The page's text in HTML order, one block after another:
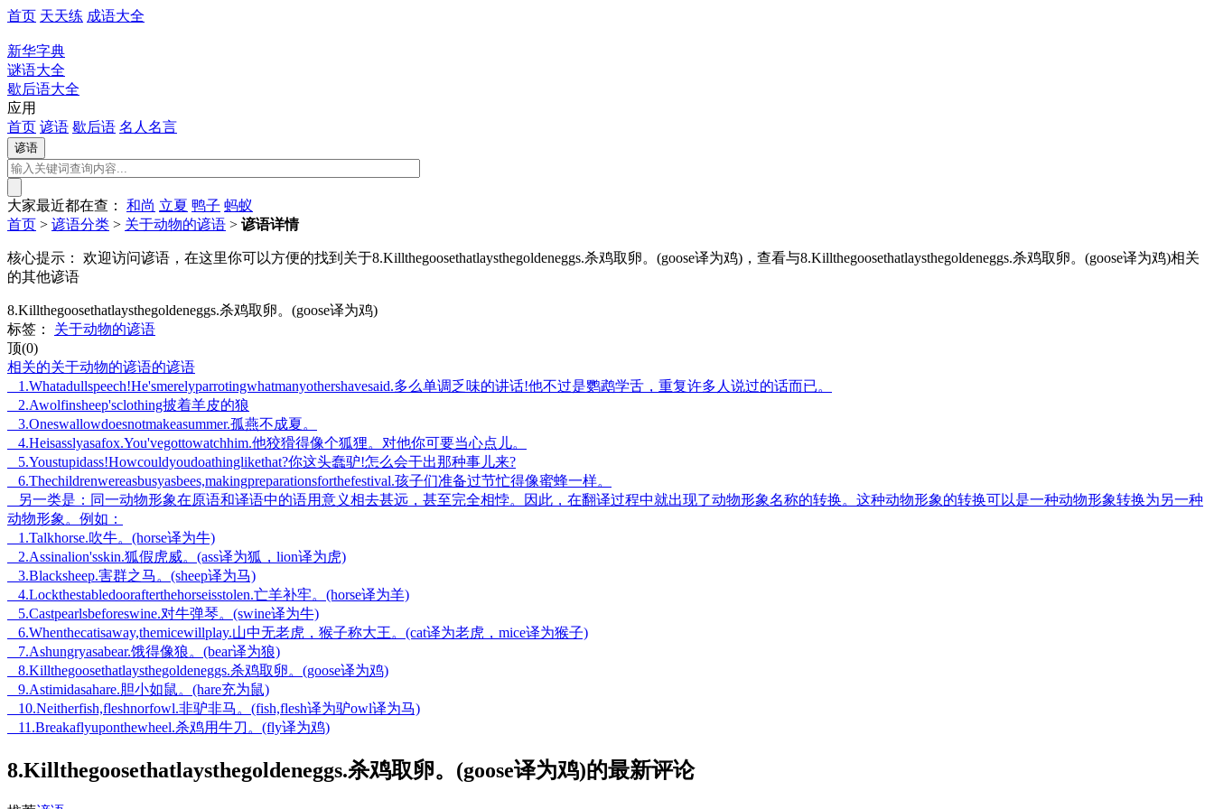
首页 天天练 成语大全
新华字典
谜语大全
歇后语大全
应用
首页 谚语 歇后语 名人名言
大家最近都在查： 和尚 立夏 鸭子 蚂蚁
首页 > 谚语分类 > 关于动物的谚语 > 谚语详情
核心提示：
欢迎访问谚语，在这里你可以方便的找到关于8.Killthegoosethatlaysthegoldeneggs.杀鸡取卵。(goose译为鸡)，查看与8.Killthegoosethatlaysthegoldeneggs.杀鸡取卵。(goose译为鸡)相关
的其他谚语
8.Killthegoosethatlaysthegoldeneggs.杀鸡取卵。(goose译为鸡)
标签：
关于动物的谚语
顶(0)
相关的关于动物的谚语的谚语
1.Whatadullspeech!He'smerelyparrotingwhatmanyothershavesaid.多么单调乏味的讲话!他不过是鹦鹉学舌，重复许多人说过的话而已。
2.Awolfinsheep'sclothing披着羊皮的狼
3.Oneswallowdoesnotmakeasummer.孤燕不成夏。
4.Heisasslyasafox.You'vegottowatchhim.他狡猾得像个狐狸。对他你可要当心点儿。
5.Youstupidass!Howcouldyoudoathinglikethat?你这头蠢驴!怎么会干出那种事儿来?
6.Thechildrenwereasbusyasbees,makingpreparationsforthefestival.孩子们准备过节忙得像蜜蜂一样。
另一类是：同一动物形象在原语和译语中的语用意义相去甚远，甚至完全相悖。因此，在翻译过程中就出现了动物形象名称的转换。这种动物形象的转换可以是一种动物形象转换为另一种
动物形象。例如：
1.Talkhorse.吹牛。(horse译为牛)
2.Assinalion'sskin.狐假虎威。(ass译为狐，lion译为虎)
3.Blacksheep.害群之马。(sheep译为马)
4.Lockthestabledoorafterthehorseisstolen.亡羊补牢。(horse译为羊)
5.Castpearlsbeforeswine.对牛弹琴。(swine译为牛)
6.Whenthecatisaway,themicewillplay.山中无老虎，猴子称大王。(cat译为老虎，mice译为猴子)
7.Ashungryasabear.饿得像狼。(bear译为狼)
8.Killthegoosethatlaysthegoldeneggs.杀鸡取卵。(goose译为鸡)
9.Astimidasahare.胆小如鼠。(hare充为鼠)
10.Neitherfish,fleshnorfowl.非驴非马。(fish,flesh译为驴owl译为马)
11.Breakaflyuponthewheel.杀鸡用牛刀。(fly译为鸡)
8.Killthegoosethatlaysthegoldeneggs.杀鸡取卵。(goose译为鸡)的最新评论